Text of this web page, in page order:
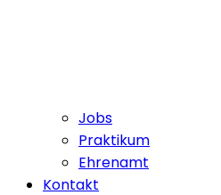
Jobs
Praktikum
Ehrenamt
Kontakt